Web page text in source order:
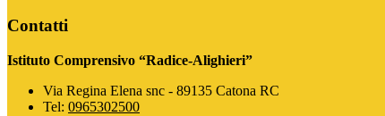
Contatti
Istituto Comprensivo “Radice-Alighieri”
Via Regina Elena snc - 89135 Catona RC
Tel: 0965302500